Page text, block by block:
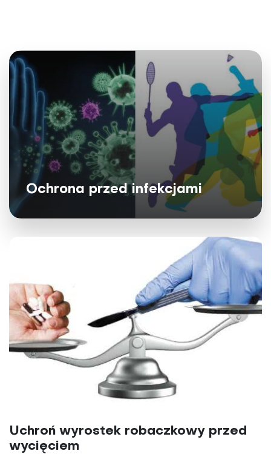
Ochrona przed infekcjami
Uchroń wyrostek robaczkowy przed
wycięciem